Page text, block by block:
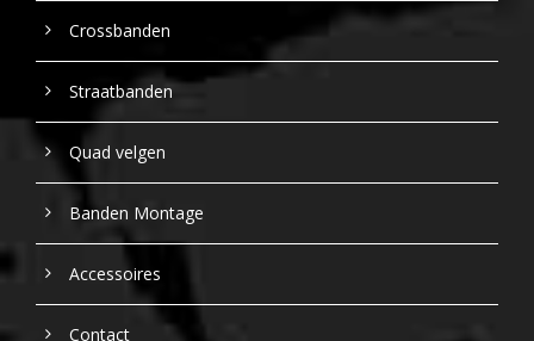
Crossbanden
Straatbanden
Quad velgen
Banden Montage
Accessoires
Contact